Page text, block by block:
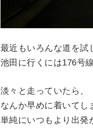
最近もいろんな道を試
池田に行くには176号
淡々と走っていたら、
なんか早めに着いてし
単純にいつもより出発